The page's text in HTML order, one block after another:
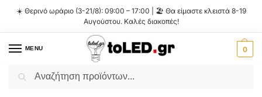
☀️ Θερινό ωράριο (3-21/8): 09:00 – 17:00 | 🏖️ Θα είμαστε κλειστά 8-19
Αυγούστου. Καλές διακοπές!
MENU 0
Flash Sale ⚡ 10% Έκπτωση με τον κωδικό